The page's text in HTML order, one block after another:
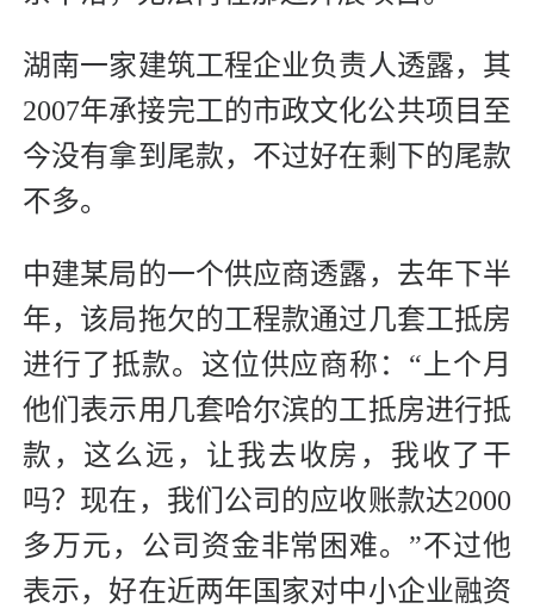
湖南一家建筑工程企业负责人透露，其
2007年承接完工的市政文化公共项目至
今没有拿到尾款，不过好在剩下的尾款
不多。
中建某局的一个供应商透露，去年下半
年，该局拖欠的工程款通过几套工抵房
进行了抵款。这位供应商称：“上个月
他们表示用几套哈尔滨的工抵房进行抵
款，这么远，让我去收房，我收了干
吗？现在，我们公司的应收账款达2000
多万元，公司资金非常困难。”不过他
表示，好在近两年国家对中小企业融资